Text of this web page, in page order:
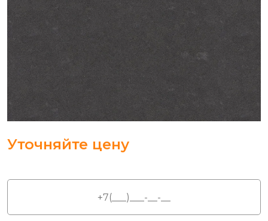
Уточняйте цену